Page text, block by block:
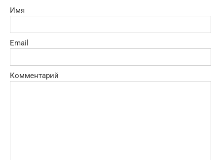
Имя
Email
Комментарий